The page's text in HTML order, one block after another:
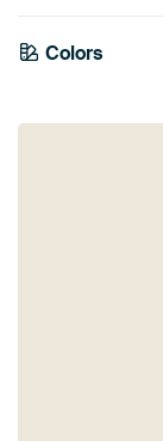
Colors
Blue
Terracotta
Beige